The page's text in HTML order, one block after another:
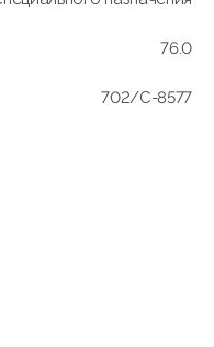
76.0
702/C-8577